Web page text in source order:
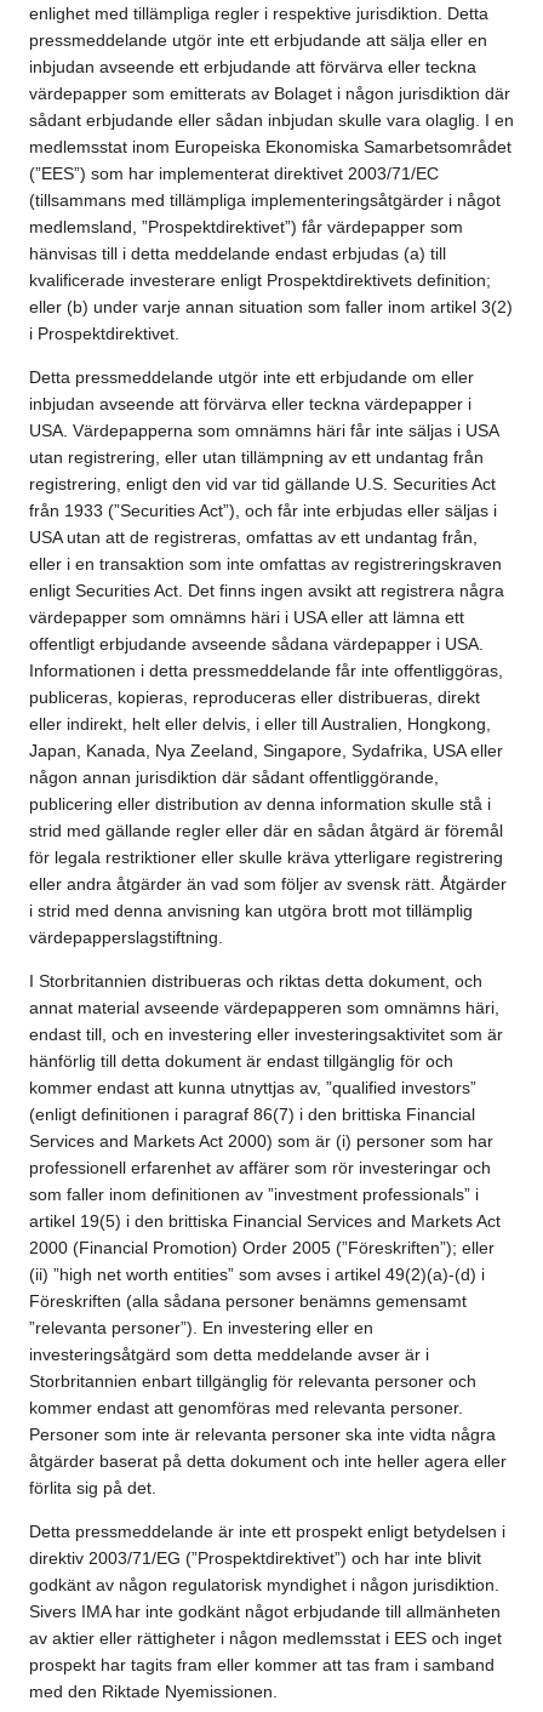
enlighet med tillämpliga regler i respektive jurisdiktion. Detta
pressmeddelande utgör inte ett erbjudande att sälja eller en
inbjudan avseende ett erbjudande att förvärva eller teckna
värdepapper som emitterats av Bolaget i någon jurisdiktion där
sådant erbjudande eller sådan inbjudan skulle vara olaglig. I en
medlemsstat inom Europeiska Ekonomiska Samarbetsområdet
(”EES”) som har implementerat direktivet 2003/71/EC
(tillsammans med tillämpliga implementeringsåtgärder i något
medlemsland, ”Prospektdirektivet”) får värdepapper som
hänvisas till i detta meddelande endast erbjudas (a) till
kvalificerade investerare enligt Prospektdirektivets definition;
eller (b) under varje annan situation som faller inom artikel 3(2)
i Prospektdirektivet.
Detta pressmeddelande utgör inte ett erbjudande om eller
inbjudan avseende att förvärva eller teckna värdepapper i
USA. Värdepapperna som omnämns häri får inte säljas i USA
utan registrering, eller utan tillämpning av ett undantag från
registrering, enligt den vid var tid gällande U.S. Securities Act
från 1933 (”Securities Act”), och får inte erbjudas eller säljas i
USA utan att de registreras, omfattas av ett undantag från,
eller i en transaktion som inte omfattas av registreringskraven
enligt Securities Act. Det finns ingen avsikt att registrera några
värdepapper som omnämns häri i USA eller att lämna ett
offentligt erbjudande avseende sådana värdepapper i USA.
Informationen i detta pressmeddelande får inte offentliggöras,
publiceras, kopieras, reproduceras eller distribueras, direkt
eller indirekt, helt eller delvis, i eller till Australien, Hongkong,
Japan, Kanada, Nya Zeeland, Singapore, Sydafrika, USA eller
någon annan jurisdiktion där sådant offentliggörande,
publicering eller distribution av denna information skulle stå i
strid med gällande regler eller där en sådan åtgärd är föremål
för legala restriktioner eller skulle kräva ytterligare registrering
eller andra åtgärder än vad som följer av svensk rätt. Åtgärder
i strid med denna anvisning kan utgöra brott mot tillämplig
värdepapperslagstiftning.
I Storbritannien distribueras och riktas detta dokument, och
annat material avseende värdepapperen som omnämns häri,
endast till, och en investering eller investeringsaktivitet som är
hänförlig till detta dokument är endast tillgänglig för och
kommer endast att kunna utnyttjas av, ”qualified investors”
(enligt definitionen i paragraf 86(7) i den brittiska Financial
Services and Markets Act 2000) som är (i) personer som har
professionell erfarenhet av affärer som rör investeringar och
som faller inom definitionen av ”investment professionals” i
artikel 19(5) i den brittiska Financial Services and Markets Act
2000 (Financial Promotion) Order 2005 (”Föreskriften”); eller
(ii) ”high net worth entities” som avses i artikel 49(2)(a)-(d) i
Föreskriften (alla sådana personer benämns gemensamt
”relevanta personer”). En investering eller en
investeringsåtgärd som detta meddelande avser är i
Storbritannien enbart tillgänglig för relevanta personer och
kommer endast att genomföras med relevanta personer.
Personer som inte är relevanta personer ska inte vidta några
åtgärder baserat på detta dokument och inte heller agera eller
förlita sig på det.
Detta pressmeddelande är inte ett prospekt enligt betydelsen i
direktiv 2003/71/EG (”Prospektdirektivet”) och har inte blivit
godkänt av någon regulatorisk myndighet i någon jurisdiktion.
Sivers IMA har inte godkänt något erbjudande till allmänheten
av aktier eller rättigheter i någon medlemsstat i EES och inget
prospekt har tagits fram eller kommer att tas fram i samband
med den Riktade Nyemissionen.